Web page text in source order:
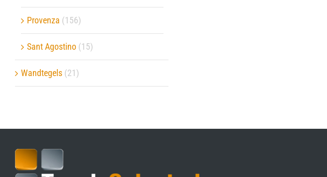
Provenza (156)
Sant Agostino (15)
Wandtegels (21)